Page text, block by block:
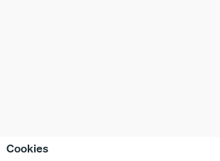
Cookies